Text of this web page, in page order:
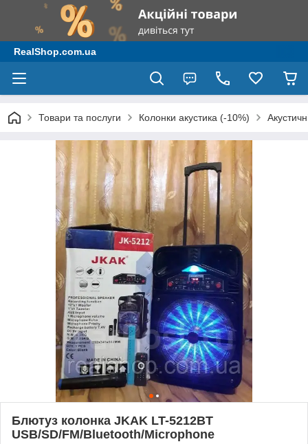
RealShop.com.ua
Товари та послуги Колонки акустика (-10%)
Блютуз колoнкa JKAK LT-5212BT
USB/SD/FM/Bluetooth/Microphone